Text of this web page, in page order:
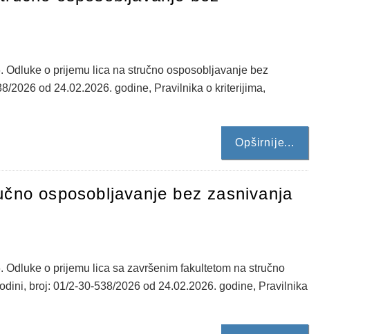
o prijemu lica na stručno osposobljavanje bez
2026 od 24.02.2026. godine, Pravilnika o kriterijima,
Opširnije...
osposobljavanje bez zasnivanja
o prijemu lica sa završenim fakultetom na stručno
broj: 01/2-30-538/2026 od 24.02.2026. godine, Pravilnika